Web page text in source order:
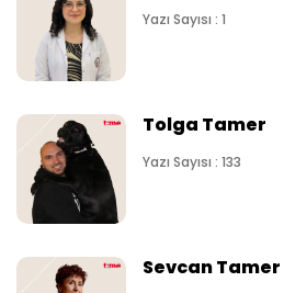
Yazı Sayısı : 1
Tolga Tamer
Yazı Sayısı : 133
Sevcan Tamer